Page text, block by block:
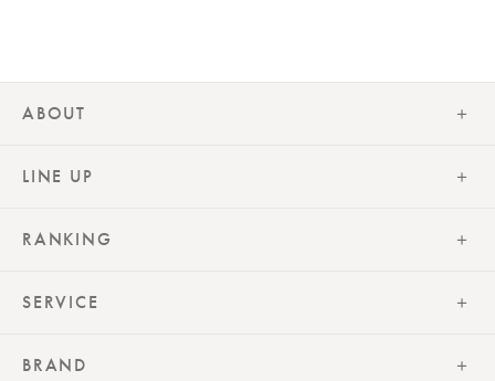
ABOUT
LINE UP
RANKING
SERVICE
BRAND